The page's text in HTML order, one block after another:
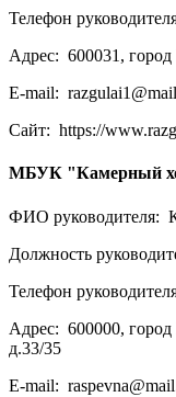
Телефон
Адрес: 600031,
E-mail:
Сайт: https://
МБУК "Камерный
ФИО руководителя:
Должность
Телефон
Адрес: 600000,
д.33/35
E-mail: